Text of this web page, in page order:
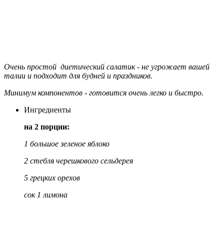
Очень простой диетический салатик - не угрожает вашей
талии и подходит для будней и праздников.
Минимум компонентов - готовится очень легко и быстро.
Ингредиенты
на 2 порции:
1 большое зеленое яблоко
2 стебля черешкового сельдерея
5 грецких орехов
сок 1 лимона